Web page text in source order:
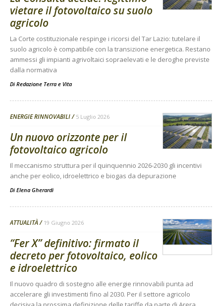
vietare il fotovoltaico su suolo
agricolo
La Corte costituzionale respinge i ricorsi del Tar Lazio: tutelare il
suolo agricolo è compatibile con la transizione energetica. Restano
ammessi gli impianti agrivoltaici sopraelevati e le deroghe previste
dalla normativa
Di Redazione Terra e Vita
ENERGIE RINNOVABILI 5 Luglio 2026
Un nuovo orizzonte per il
fotovoltaico agricolo
Il meccanismo struttura per il quinquennio 2026-2030 gli incentivi
anche per eolico, idroelettrico e biogas da depurazione
Di Elena Gherardi
ATTUALITÀ 19 Giugno 2026
“Fer X” definitivo: firmato il
decreto per fotovoltaico, eolico
e idroelettrico
Il nuovo quadro di sostegno alle energie rinnovabili punta ad
accelerare gli investimenti fino al 2030. Per il settore agricolo